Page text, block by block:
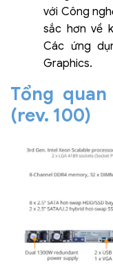
với Công
sắc hơn về
Các ứng
Graphics.
Tổng quan
(rev. 100)